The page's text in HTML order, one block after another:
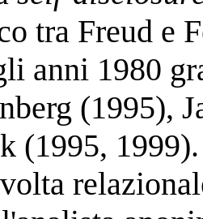
tra Freud e
anni 1980
(1995),
(1995,